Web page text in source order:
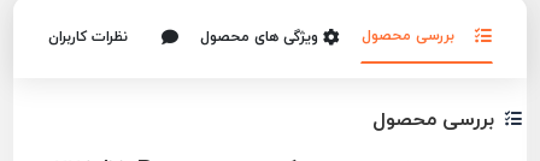
بررسی محصول ویژگی های محصول نظرات کاربران
بررسی محصول